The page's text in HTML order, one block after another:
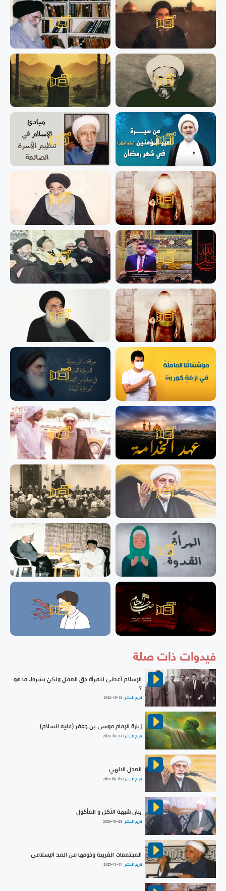
فيدوات ذات صلة
الإسلام أعطى للمرأة حق العمل ولكن بشرط، ما هو
؟
تاريخ النشر :2022-10-13
زيارة الإمام موسى بن جعفر (عليه السلام)
تاريخ النشر :2022-02-23
العدل الالهي
تاريخ النشر :2019-06-05
بيان شبهة الآكل و المأكول
تاريخ النشر :2020-10-28
المجتمعات الغربية وخوفها من المد الإسلامي
تاريخ النشر : 2025-11-11